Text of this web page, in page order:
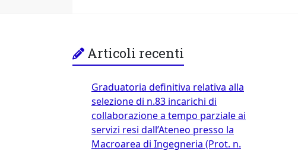
Tor
Vergata
Articoli recenti
Graduatoria definitiva relativa alla
selezione di n.83 incarichi di
collaborazione a tempo parziale ai
servizi resi dall’Ateneo presso la
Macroarea di Ingegneria (Prot. n.